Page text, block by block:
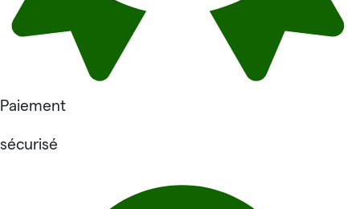
Paiement
sécurisé